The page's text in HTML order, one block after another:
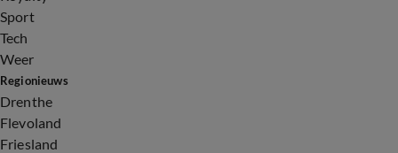
Sport
Tech
Weer
Regionieuws
Drenthe
Flevoland
Friesland